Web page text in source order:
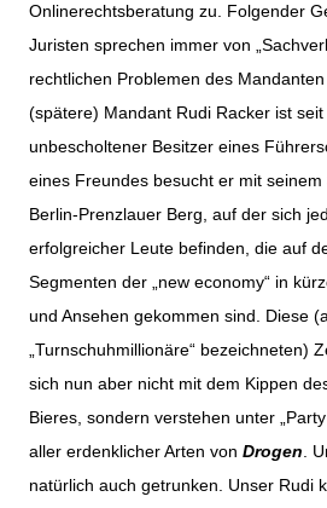
Onlinerechtsberatung zu. Folgender
Juristen sprechen immer von
rechtlichen Problemen des
(spätere) Mandant Rudi Racker ist
unbescholtener Besitzer eines
eines Freundes besucht er mit
Berlin-Prenzlauer Berg, auf der sich
erfolgreicher Leute befinden, die auf
Segmenten der „new economy“ in
und Ansehen gekommen sind. Diese
„Turnschuhmillionäre“ bezeichneten)
sich nun aber nicht mit dem Kippen
Bieres, sondern verstehen unter
aller erdenklicher Arten von Drogen.
natürlich auch getrunken. Unser Rudi